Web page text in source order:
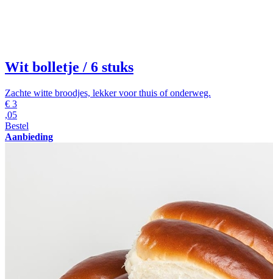
Wit bolletje / 6 stuks
Zachte witte broodjes, lekker voor thuis of onderweg.
€ 3
,05
Bestel
Aanbieding